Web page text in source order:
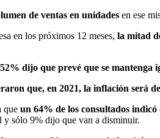
de ventas en unidades en ese
en los próximos 12 meses, la mitad
dijo que prevé que se mantenga
que, en 2021, la inflación será
que un 64% de los consultados
y sólo 9% dijo que van a disminuir.